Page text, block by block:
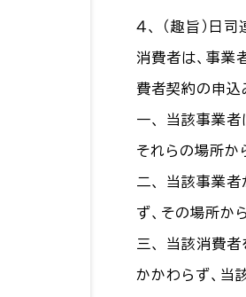
４、 （趣旨）日
消費者は、事業
費者契約の申込
一、 当該事業
それらの場所か
二、 当該事業
ず、その場所か
三、 当該消費
かかわらず、当